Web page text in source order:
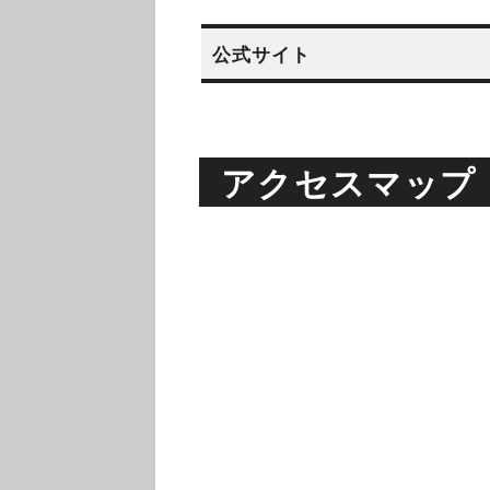
公式サイト
アクセスマップ